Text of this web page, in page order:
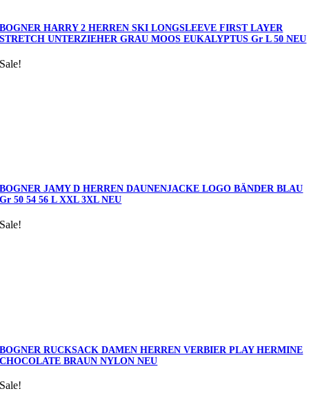
BOGNER HARRY 2 HERREN SKI LONGSLEEVE FIRST LAYER
STRETCH UNTERZIEHER GRAU MOOS EUKALYPTUS Gr L 50 NEU
Sale!
BOGNER JAMY D HERREN DAUNENJACKE LOGO BÄNDER BLAU
Gr 50 54 56 L XXL 3XL NEU
Sale!
BOGNER RUCKSACK DAMEN HERREN VERBIER PLAY HERMINE
CHOCOLATE BRAUN NYLON NEU
Sale!